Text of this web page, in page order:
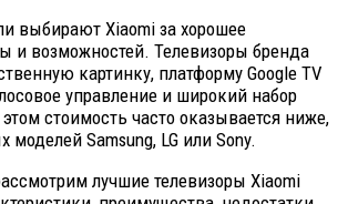
выбирают Xiaomi за хорошее
и возможностей. Телевизоры бренда
картинку, платформу Google TV
управление и широкий набор
стоимость часто оказывается ниже,
моделей Samsung, LG или Sony.
лучшие телевизоры Xiaomi